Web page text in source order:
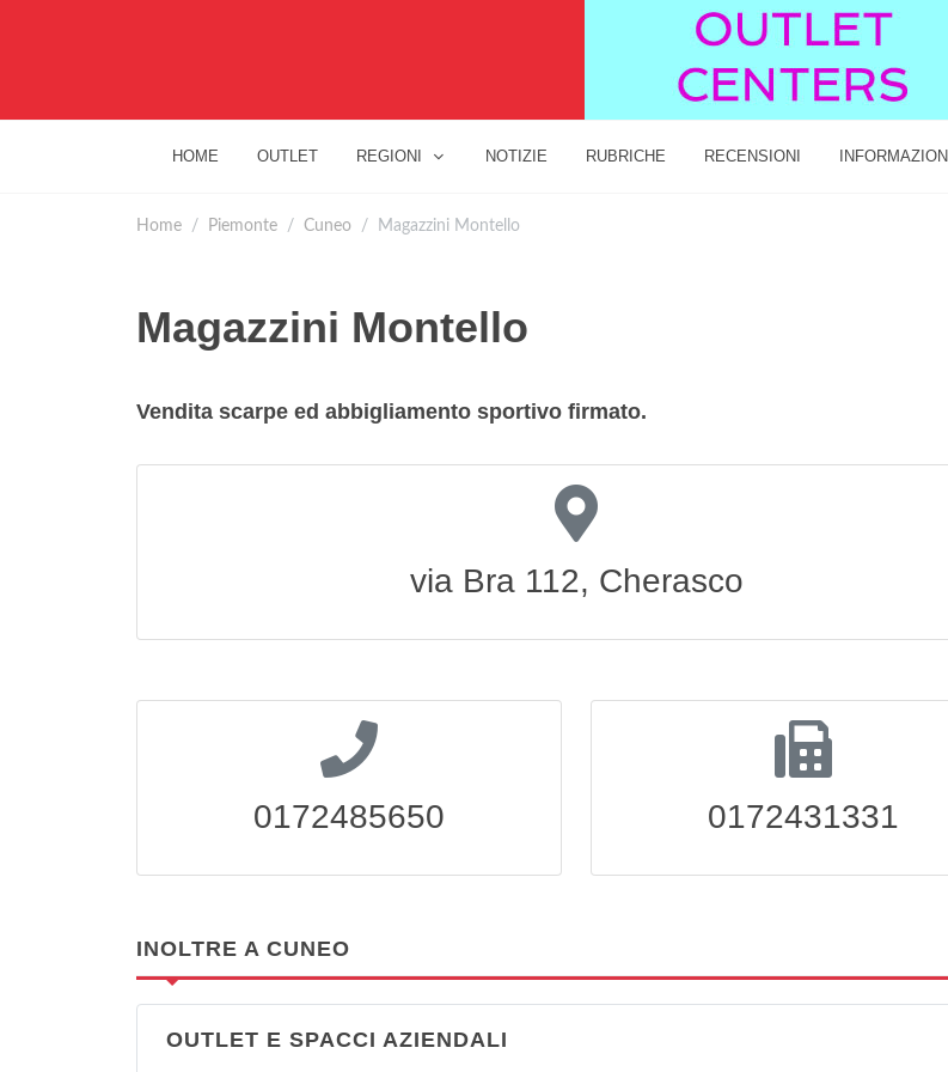
HOME OUTLET REGIONI NOTIZIE RUBRICHE RECENSIONI INFORMAZIONI
Home Piemonte Cuneo Magazzini Montello
Magazzini Montello
Vendita scarpe ed abbigliamento sportivo firmato.
via Bra 112, Cherasco
0172485650 0172431331
INOLTRE A CUNEO
OUTLET E SPACCI AZIENDALI